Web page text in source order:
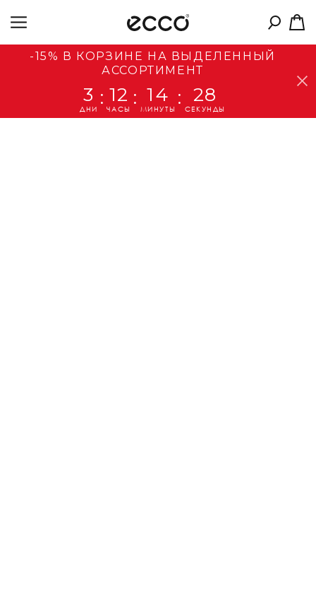
-15% В КОРЗИНЕ НА ВЫДЕЛЕННЫЙ
АССОРТИМЕНТ
3
ДНИ
: 12
ЧАСЫ
: 14
МИНУТЫ
: 28
СЕКУНДЫ